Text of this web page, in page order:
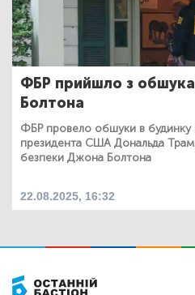
ФБР прийшло з
Болтона
ФБР провело обшуки в будинку
президента США Дональда
безпеки Джона Болтона
22.08.2025, 16:32